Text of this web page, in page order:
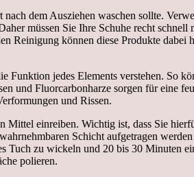
dem Ausziehen waschen sollte.
müssen Sie Ihre Schuhe recht
Reinigung können diese Produkte dabei
Funktion jedes Elements verstehen. So
und Fluorcarbonharze sorgen für eine
und Rissen.
einreiben. Wichtig ist, dass Sie
Schicht aufgetragen
Tuch zu wickeln und 20 bis 30 Minuten
polieren.